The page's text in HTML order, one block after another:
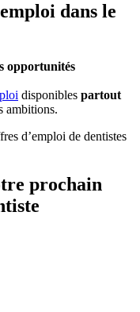
dans le
opportunités
disponibles partout
ambitions.
d’emploi de dentistes
prochain